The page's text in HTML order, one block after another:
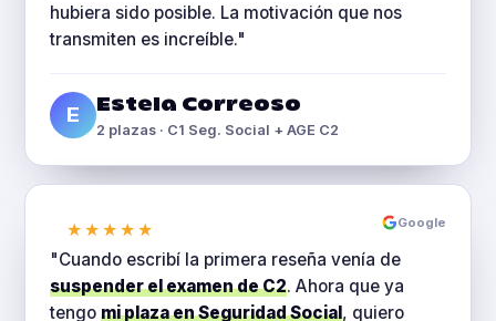
hubiera sido posible. La motivación que nos
transmiten es increíble."
E
Estela Correoso
2 plazas · C1 Seg. Social + AGE C2
★★★★★ Google
"Cuando escribí la primera reseña venía de
suspender el examen de C2. Ahora que ya
tengo mi plaza en Seguridad Social, quiero